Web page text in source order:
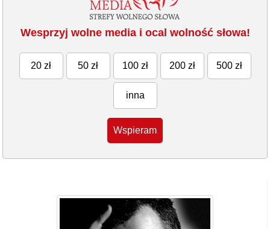
Wesprzyj wolne media i ocal wolność słowa!
20 zł 50 zł 100 zł 200 zł 500 zł
inna
Wspieram